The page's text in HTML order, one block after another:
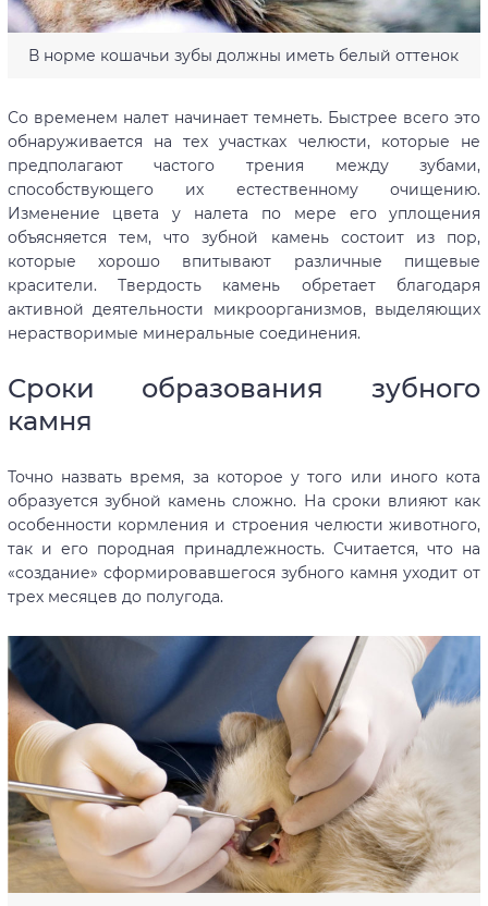
В норме кошачьи зубы должны иметь белый оттенок
Со временем налет начинает темнеть. Быстрее всего это
обнаруживается на тех участках челюсти, которые не
предполагают частого трения между зубами,
способствующего их естественному очищению.
Изменение цвета у налета по мере его уплощения
объясняется тем, что зубной камень состоит из пор,
которые хорошо впитывают различные пищевые
красители. Твердость камень обретает благодаря
активной деятельности микроорганизмов, выделяющих
нерастворимые минеральные соединения.
Сроки образования зубного
камня
Точно назвать время, за которое у того или иного кота
образуется зубной камень сложно. На сроки влияют как
особенности кормления и строения челюсти животного,
так и его породная принадлежность. Считается, что на
«создание» сформировавшегося зубного камня уходит от
трех месяцев до полугода.